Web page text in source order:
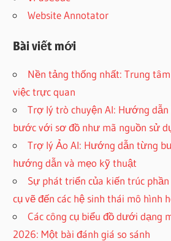
Website Annotator
Bài viết mới
Nền tảng thống nhất: Trung
việc trực quan
Trợ lý trò chuyện AI: Hướng
bước với sơ đồ như mã nguồn sử
Trợ lý Ảo AI: Hướng dẫn từng
hướng dẫn và mẹo kỹ thuật
Sự phát triển của kiến trúc
cụ vẽ đến các hệ sinh thái mô hình
Các công cụ biểu đồ dưới dạng
2026: Một bài đánh giá so sánh